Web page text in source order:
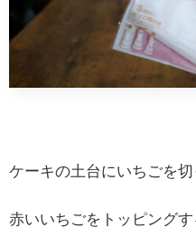
ケーキの土台にいちごを切
赤いいちごをトッピング